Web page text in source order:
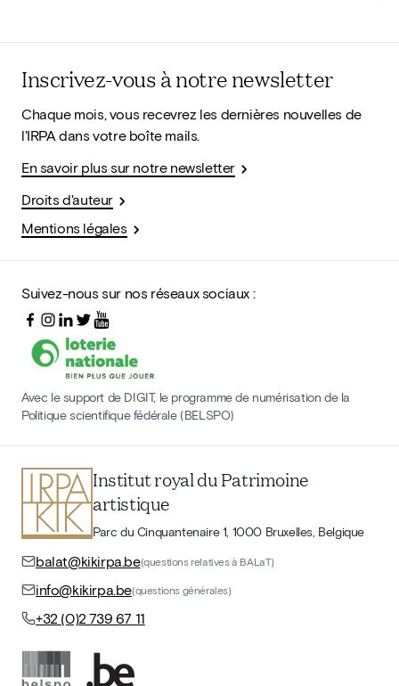
Inscrivez-vous à notre newsletter
Chaque mois, vous recevrez les dernières nouvelles de
l'IRPA dans votre boîte mails.
En savoir plus sur notre newsletter
Droits d'auteur
Mentions légales
Suivez-nous sur nos réseaux sociaux :
Avec le support de DIGIT, le programme de numérisation de la
Politique scientifique fédérale (BELSPO)
Institut royal du Patrimoine
artistique
Parc du Cinquantenaire 1, 1000 Bruxelles, Belgique
balat@kikirpa.be(questions relatives à BALaT)
info@kikirpa.be(questions générales)
+32 (0)2 739 67 11